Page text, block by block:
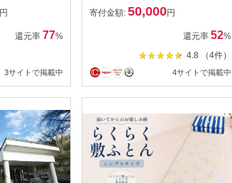
円
還元率 77%
3サイトで掲載中
寄付金額:50,000円
還元率 52%
4.8 （4件）
4サイトで掲載中